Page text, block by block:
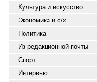
Культура и искусство
Экономика и с/х
Политика
Из редакционной почты
Спорт
Интервью